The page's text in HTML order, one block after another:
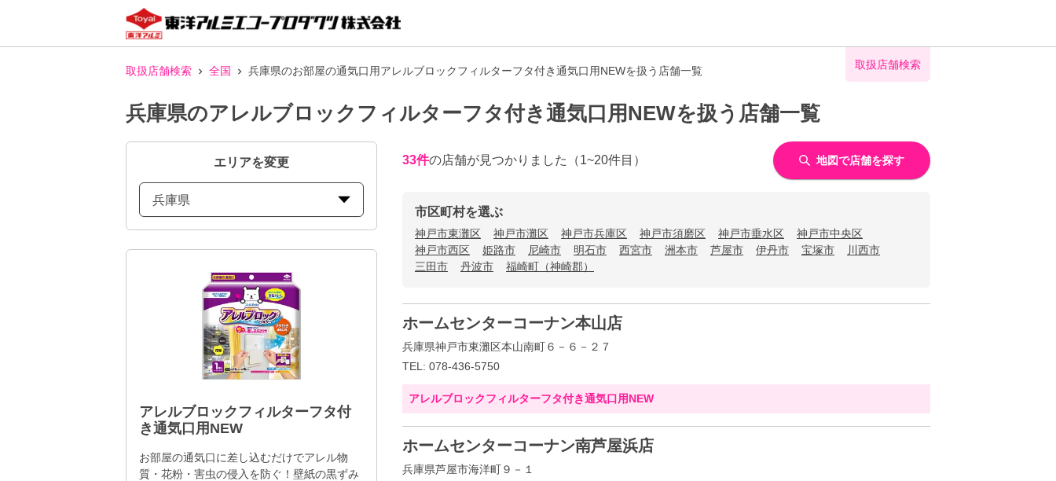
取扱店舗検索 全国 兵庫県のお部屋の通気口用アレルブロックフィルターフタ付き通気口用NEWを扱う店舗一覧 取扱店舗検索
兵庫県のアレルブロックフィルターフタ付き通気口用NEWを扱う店舗一覧
エリアを変更
兵庫県
アレルブロックフィルターフタ付
き通気口用NEW
お部屋の通気口に差し込むだけでアレル物
質・花粉・害虫の侵入を防ぐ！壁紙の黒ずみ
33件の店舗が見つかりました （1~20件目） 地図で店舗を探す
市区町村を選ぶ
神戸市東灘区 神戸市灘区 神戸市兵庫区 神戸市須磨区 神戸市垂水区
神戸市中央区
神戸市西区
姫路市 尼崎市 明石市 西宮市 洲本市 芦屋市 伊丹市 宝塚市
川西市
三田市
丹波市 福崎町（神崎郡）
ホームセンターコーナン本山店
兵庫県神戸市東灘区本山南町６－６－２７
TEL: 078-436-5750
アレルブロックフィルターフタ付き通気口用NEW
ホームセンターコーナン南芦屋浜店
兵庫県芦屋市海洋町９－１